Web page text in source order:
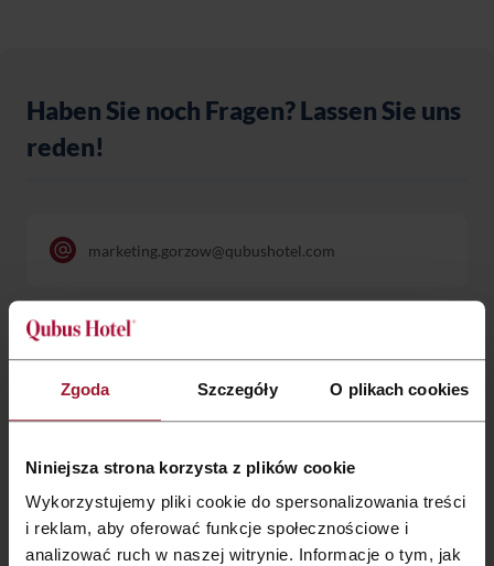
Zgoda Szczegóły O plikach cookies
Niniejsza strona korzysta z plików cookie
Wykorzystujemy pliki cookie do spersonalizowania treści
i reklam, aby oferować funkcje społecznościowe i
analizować ruch w naszej witrynie. Informacje o tym, jak
Haben Sie noch Fragen? Lassen Sie uns
reden!
marketing.gorzow@qubushotel.com
+48 95 736 3 115